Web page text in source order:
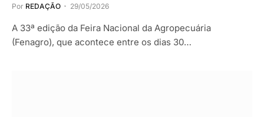
Por REDAÇÃO 29/05/2026
A 33ª edição da Feira Nacional da Agropecuária
(Fenagro), que acontece entre os dias 30…